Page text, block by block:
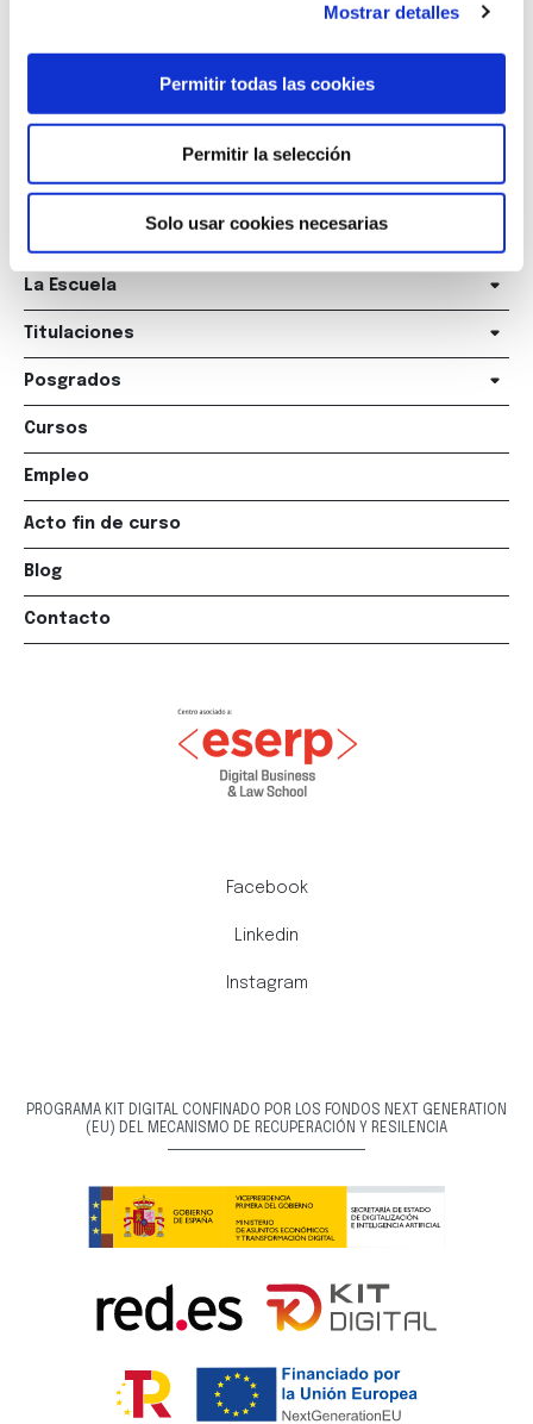
Mostrar detalles
Permitir todas las cookies
Permitir la selección
Solo usar cookies necesarias
15006 A Coruña
+34 981 235 265
+34 698 198 265
escuela@marcelomacias.com
La Escuela
Titulaciones
Posgrados
Cursos
Empleo
Acto fin de curso
Blog
Contacto
Facebook
Linkedin
Instagram
PROGRAMA KIT DIGITAL CONFINADO POR LOS FONDOS NEXT GENERATION
(EU) DEL MECANISMO DE RECUPERACIÓN Y RESILENCIA